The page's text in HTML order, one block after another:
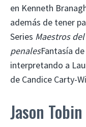
en Kenneth
además de tener
Series Maestros
penalesFantasía
interpretando a
de Candice Carty-
Jason